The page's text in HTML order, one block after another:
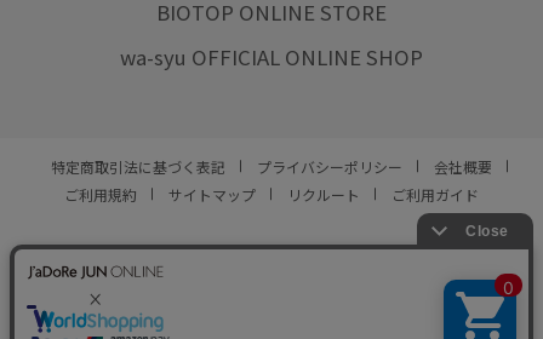
BIOTOP ONLINE STORE
wa-syu OFFICIAL ONLINE SHOP
特定商取引法に基づく表記 プライバシーポリシー
会社概要
ご利用規約
サイトマップ リクルート ご利用ガイド
© JUN CO.,LTD. ALL RIGHTS RESERVED.